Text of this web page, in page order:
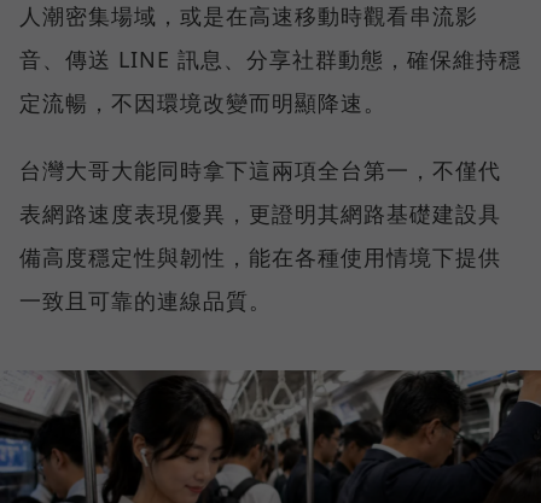
人潮密集場域，或是在高速移動時觀看串流影
音、傳送 LINE 訊息、分享社群動態，確保維持穩
定流暢，不因環境改變而明顯降速。
台灣大哥大能同時拿下這兩項全台第一，不僅代
表網路速度表現優異，更證明其網路基礎建設具
備高度穩定性與韌性，能在各種使用情境下提供
一致且可靠的連線品質。